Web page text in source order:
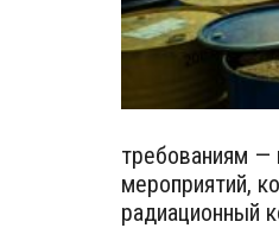
требованиям —
мероприятий,
радиационный